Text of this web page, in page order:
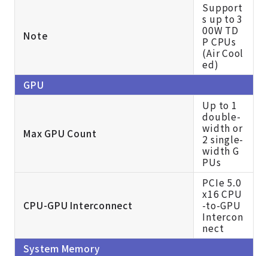
Note
Support
s up to 3
00W TD
P CPUs
(Air Cool
ed)
GPU
Max GPU Count
Up to 1
double-
width or
2 single-
width G
PUs
CPU-GPU Interconnect
PCIe 5.0
x16 CPU
-to-GPU
Intercon
nect
System Memory